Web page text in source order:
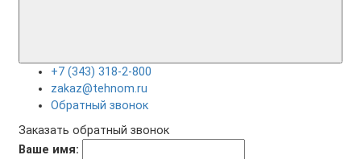
+7 (343) 318-2-800
zakaz@tehnom.ru
Обратный звонок
Заказать обратный звонок
Ваше имя: